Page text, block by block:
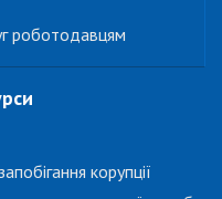
роботодавцям
корупції